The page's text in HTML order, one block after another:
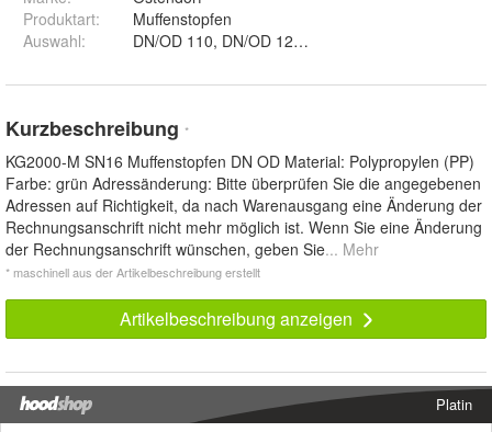
Produktart:
Muffenstopfen
Auswahl:
Kurzbeschreibung *
KG2000-M SN16 Muffenstopfen DN OD Material: Polypropylen (PP)
Farbe: grün Adressänderung: Bitte überprüfen Sie die angegebenen
Adressen auf Richtigkeit, da nach Warenausgang eine Änderung der
Rechnungsanschrift nicht mehr möglich ist. Wenn Sie eine Änderung
der Rechnungsanschrift wünschen, geben Sie... Mehr
* maschinell aus der Artikelbeschreibung erstellt
Artikelbeschreibung anzeigen
Platin